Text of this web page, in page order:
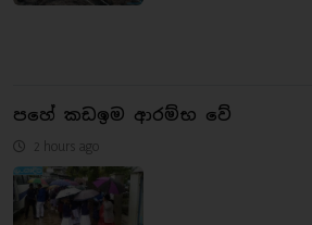
පහේ කඩඉම ආරම්භ වේ
2 hours ago